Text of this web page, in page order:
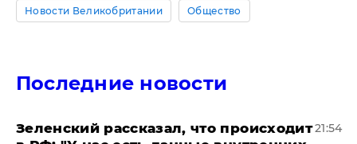
Новости Великобритании Общество
Последние новости
​Зеленский рассказал, что происходит21:54